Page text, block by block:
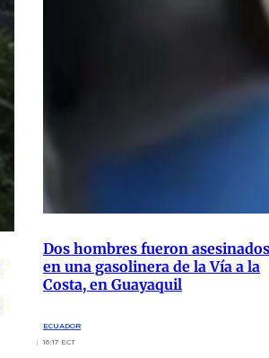
Dos hombres fueron asesinados
en una gasolinera de la Vía a la
Costa, en Guayaquil
ECUADOR
16:17 ECT